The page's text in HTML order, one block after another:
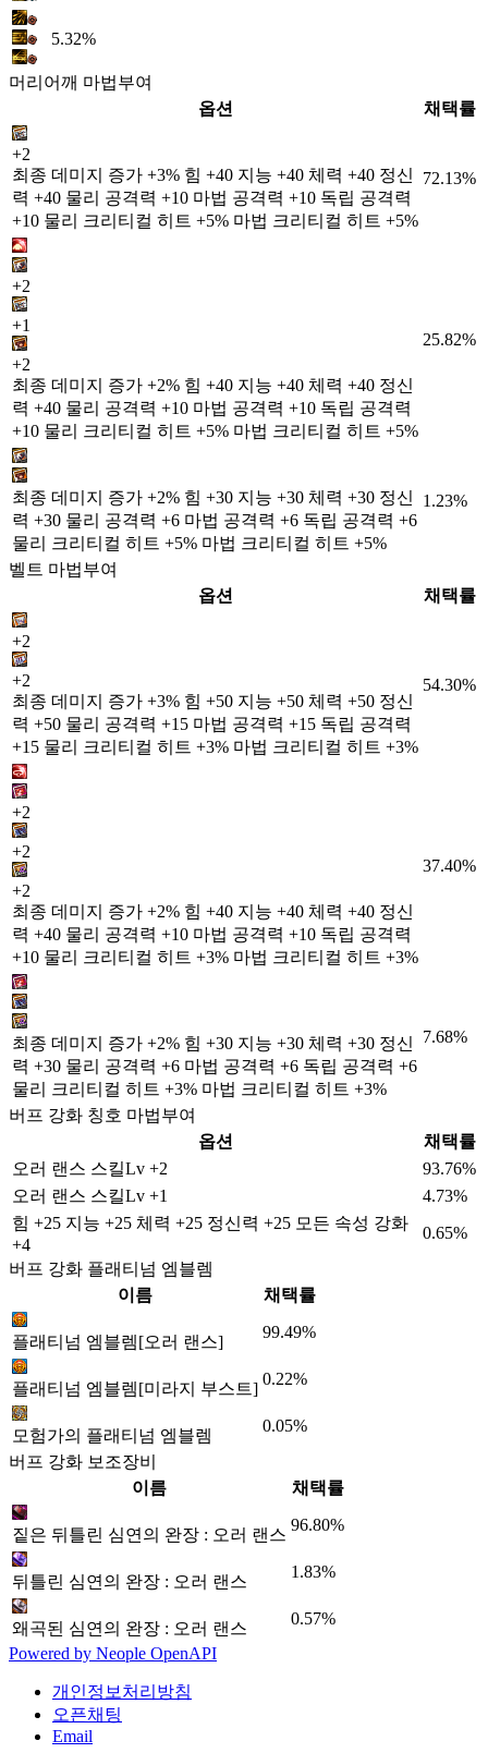
5.32%
머리어깨 마법부여
옵션
채택률
+2
최종 데미지 증가 +3% 힘 +40 지능 +40 체력 +40 정신
력 +40 물리 공격력 +10 마법 공격력 +10 독립 공격력
+10 물리 크리티컬 히트 +5% 마법 크리티컬 히트 +5%
72.13%
+2
+1
+2
최종 데미지 증가 +2% 힘 +40 지능 +40 체력 +40 정신
력 +40 물리 공격력 +10 마법 공격력 +10 독립 공격력
+10 물리 크리티컬 히트 +5% 마법 크리티컬 히트 +5%
25.82%
최종 데미지 증가 +2% 힘 +30 지능 +30 체력 +30 정신
력 +30 물리 공격력 +6 마법 공격력 +6 독립 공격력 +6
물리 크리티컬 히트 +5% 마법 크리티컬 히트 +5%
1.23%
벨트 마법부여
옵션
채택률
+2
+2
최종 데미지 증가 +3% 힘 +50 지능 +50 체력 +50 정신
력 +50 물리 공격력 +15 마법 공격력 +15 독립 공격력
+15 물리 크리티컬 히트 +3% 마법 크리티컬 히트 +3%
54.30%
+2
+2
+2
최종 데미지 증가 +2% 힘 +40 지능 +40 체력 +40 정신
력 +40 물리 공격력 +10 마법 공격력 +10 독립 공격력
+10 물리 크리티컬 히트 +3% 마법 크리티컬 히트 +3%
37.40%
최종 데미지 증가 +2% 힘 +30 지능 +30 체력 +30 정신
력 +30 물리 공격력 +6 마법 공격력 +6 독립 공격력 +6
물리 크리티컬 히트 +3% 마법 크리티컬 히트 +3%
7.68%
버프 강화 칭호 마법부여
옵션
채택률
오러 랜스 스킬Lv +2
93.76%
오러 랜스 스킬Lv +1
4.73%
힘 +25 지능 +25 체력 +25 정신력 +25 모든 속성 강화
+4
0.65%
버프 강화 플래티넘 엠블렘
이름
채택률
플래티넘 엠블렘[오러 랜스]
99.49%
플래티넘 엠블렘[미라지 부스트]
0.22%
모험가의 플래티넘 엠블렘
0.05%
버프 강화 보조장비
이름
채택률
짙은 뒤틀린 심연의 완장 : 오러 랜스
96.80%
뒤틀린 심연의 완장 : 오러 랜스
1.83%
왜곡된 심연의 완장 : 오러 랜스
0.57%
Powered by Neople OpenAPI
개인정보처리방침
오픈채팅
Email